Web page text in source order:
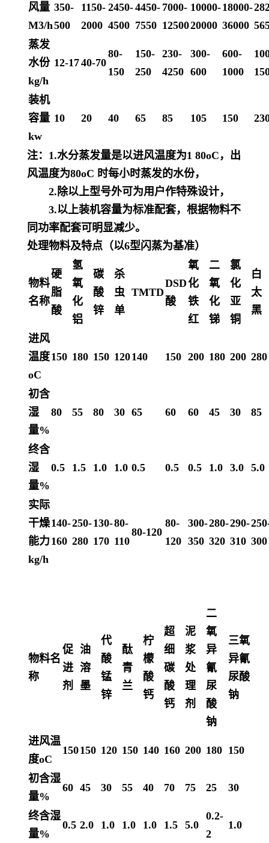
风量
M3/h
350-
500
1150-
2000
2450-
4500
4450-
7550
7000-
12500
10000-
20000
18000-
36000
蒸发
水份
kg/h
12-1740-70
80-
150
150-
250
230-
4250
300-
600
600-
1000
装机
容量
kw
10 20 40 65 85 105 150
注：1.水分蒸发量是以进风温度为1 80oC，出
风温度为80oC 时每小时蒸发的水份，
2.除以上型号外可为用户作特殊设计，
3.以上装机容量为标准配套，根据物料不
同功率配套可明显减少。
处理物料及特点（以6型闪蒸为基准）
物料
名称
硬
脂
酸
氢
氧
化
铝
碳
酸
锌
杀
虫
单
TMTD
DSD
酸
氧
化
铁
红
二
氧
化
锑
氯
化
亚
铜
白
太
黑
进风
温度
oC
150 180 150 120140 150 200 180 200 280
初含
湿
量%
80 55 80 30 65 60 60 45 30 85
终含
湿
量%
0.5 1.5 1.0 1.0 0.5 0.5 0.5 1.0 3.0 5.0
实际
干燥
能力
kg/h
140-
160
250-
280
130-
170
80-
110
80-120
80-
120
300-
350
280-
320
290-
310 300
物料名
称
促
进
剂
油
溶
墨
代
酸
锰
锌
酞
青
兰
柠
檬
酸
钙
超
细
碳
酸
钙
泥
浆
处
理
剂
二
氧
异
氰
尿
酸
钠
三氧
异氰
尿酸
钠
进风温
度oC
150150 120 150 140 160 200 180 150
初含湿
量%
60 45 30 55 40 70 75 25 30
终含湿
量%
0.5 2.0 1.0 1.0 1.0 1.5 5.0
0.2-
2
1.0